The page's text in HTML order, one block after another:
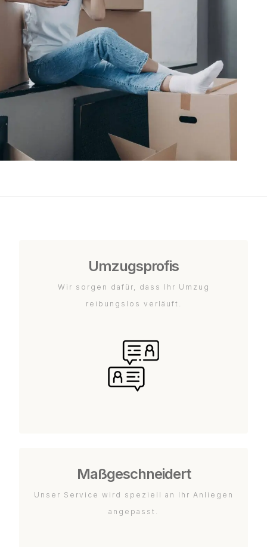
Umzugsprofis
Wir sorgen dafür, dass Ihr Umzug
reibungslos verläuft.
Maßgeschneidert
Unser Service wird speziell an Ihr Anliegen
angepasst.